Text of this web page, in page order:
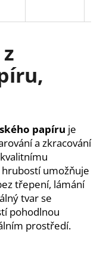
papíru je
a zkracování
umožňuje
třepení, lámání
tvar se
pohodlnou
prostředí.